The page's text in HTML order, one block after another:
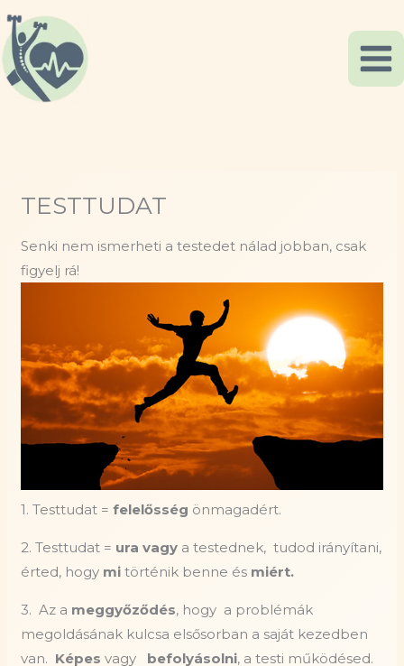
Skip
to
content
TESTTUDAT
Senki nem ismerheti a testedet nálad jobban, csak
figyelj rá!
1. Testtudat =felelősség önmagadért.
2. Testtudat = ura vagy a testednek, tudod irányítani,
érted, hogy mi történik benne és miért.
3. Az a meggyőződés, hogy a problémák
megoldásának kulcsa elsősorban a saját kezedben
van. Képes vagy befolyásolni, a testi működésed.